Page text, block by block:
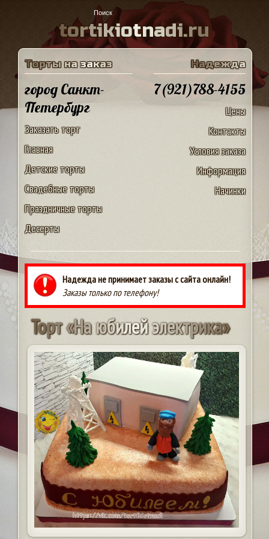
tortikiotnadi.ru
Торты на заказ
город Санкт-
Петербург
Заказать торт
Главная
Детские торты
Свадебные торты
Праздничные торты
Десерты
Надежда
7(921)788-4155
Цены
Контакты
Условия заказа
Информация
Начинки
Надежда не принимает заказы с сайта онлайн!
Заказы только по телефону!
Торт«Наюбилейэлектрика»